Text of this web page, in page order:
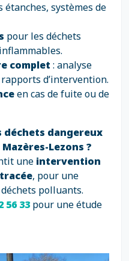
systèmes de
pour les déchets
complet : analyse
d’intervention.
en cas de fuite ou de
déchets dangereux
Lezons ?
une intervention
, pour une
polluants.
56 33 pour une étude